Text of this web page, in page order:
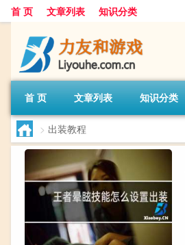
首 页 文章列表 知识分类
首 页 文章列表 知识分类
> 出装教程